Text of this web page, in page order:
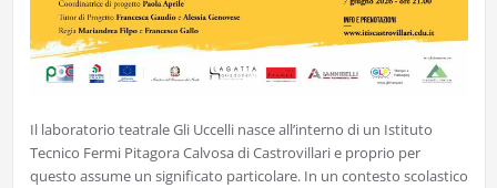
Il laboratorio teatrale Gli Uccelli nasce all’interno di un Istituto
Tecnico Fermi Pitagora Calvosa di Castrovillari e proprio per
questo assume un significato particolare. In un contesto scolastico